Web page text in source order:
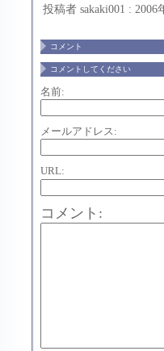
投稿者 sakaki001 : 2006
コメント
コメントしてください
名前:
メールアドレス:
URL:
コメント: